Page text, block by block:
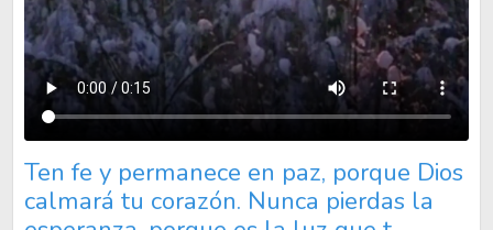
Ten fe y permanece en paz, porque Dios
calmará tu corazón. Nunca pierdas la